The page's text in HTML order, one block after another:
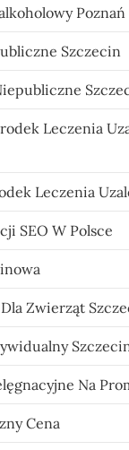
Poznań
Szczecin
Leczenia
Leczenia
SEO W Polsce
Zwierząt
Na
Cena